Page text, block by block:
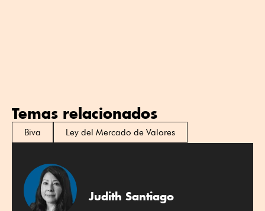
Temas relacionados
Biva Ley del Mercado de Valores
Judith Santiago